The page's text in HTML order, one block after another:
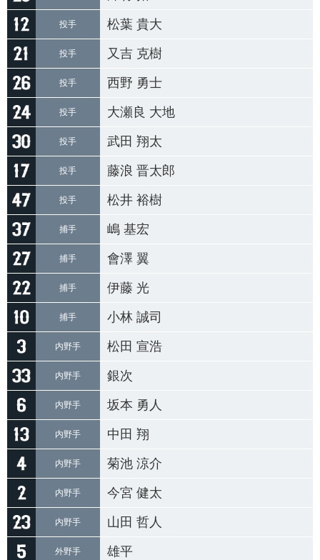
投手 松葉 貴大
投手 又吉 克樹
投手 西野 勇士
投手 大瀬良 大地
投手 武田 翔太
投手 藤浪 晋太郎
投手 松井 裕樹
捕手 嶋 基宏
捕手 會澤 翼
捕手 伊藤 光
捕手 小林 誠司
内野手 松田 宣浩
内野手 銀次
内野手 坂本 勇人
内野手 中田 翔
内野手 菊池 涼介
内野手 今宮 健太
内野手 山田 哲人
外野手 雄平